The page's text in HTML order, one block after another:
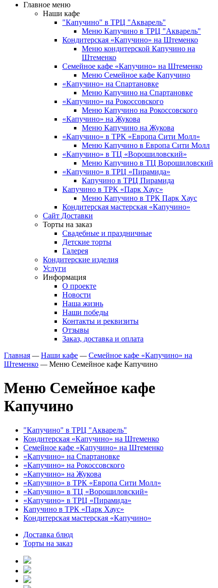
Главное меню
Наши кафе
"Капучино" в ТРЦ "Акварель"
Меню Капучино в ТРЦ "Акварель"
Кондитерская «Капучино» на Штеменко
Меню кондитерской Капучино на
Штеменко
Семейное кафе «Капучино» на Штеменко
Меню Семейное кафе Капучино
«Капучино» на Спартановке
Меню Капучино на Спартановке
«Капучино» на Рокоссовского
Меню Капучино на Рокоссовского
«Капучино» на Жукова
Меню Капучино на Жукова
«Капучино» в ТРК «Европа Cити Молл»
Меню Капучино в Европа Сити Молл
«Капучино» в ТЦ «Ворошиловский»
Меню Капучино в ТЦ Ворошиловский
«Капучино» в ТРЦ «Пирамида»
Капучино в ТРЦ Пирамида
Капучино в ТРК «Парк Хаус»
Меню Капучино в ТРК Парк Хаус
Кондитерская мастерская «Капучино»
Сайт Доставки
Торты на заказ
Свадебные и праздничные
Детские торты
Галерея
Кондитерские изделия
Услуги
Информация
О проекте
Новости
Наша жизнь
Наши победы
Контакты и реквизиты
Отзывы
Заказ, доставка и оплата
Главная — Наши кафе — Семейное кафе «Капучино» на
Штеменко — Меню Семейное кафе Капучино
Меню Семейное кафе
Капучино
"Капучино" в ТРЦ "Акварель"
Кондитерская «Капучино» на Штеменко
Семейное кафе «Капучино» на Штеменко
«Капучино» на Спартановке
«Капучино» на Рокоссовского
«Капучино» на Жукова
«Капучино» в ТРК «Европа Cити Молл»
«Капучино» в ТЦ «Ворошиловский»
«Капучино» в ТРЦ «Пирамида»
Капучино в ТРК «Парк Хаус»
Кондитерская мастерская «Капучино»
Доставка блюд
Торты на заказ